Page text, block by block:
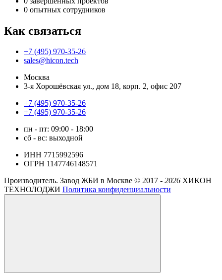
0 опытных сотрудников
Как связаться
+7 (495) 970-35-26
sales@hicon.tech
Москва
3-я Хорошёвская ул., дом 18, корп. 2, офис 207
+7 (495) 970-35-26
+7 (495) 970-35-26
пн - пт: 09:00 - 18:00
сб - вс: выходной
ИНН 7715992596
ОГРН 1147746148571
Производитель. Завод ЖБИ в Москве © 2017 - 2026 ХИКОН
ТЕХНОЛОДЖИ Политика конфиденциальности